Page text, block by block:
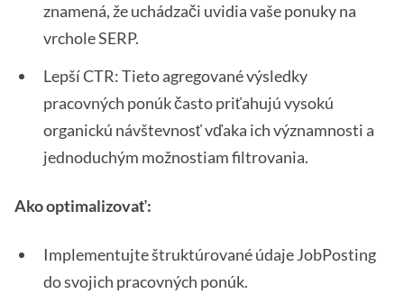
znamená, že uchádzači uvidia vaše ponuky na
vrchole SERP.
Lepší CTR: Tieto agregované výsledky
pracovných ponúk často priťahujú vysokú
organickú návštevnosť vďaka ich významnosti a
jednoduchým možnostiam filtrovania.
Ako optimalizovať:
Implementujte štruktúrované údaje JobPosting
do svojich pracovných ponúk.